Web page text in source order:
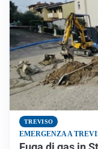
TREVISO
EMERGENZA A